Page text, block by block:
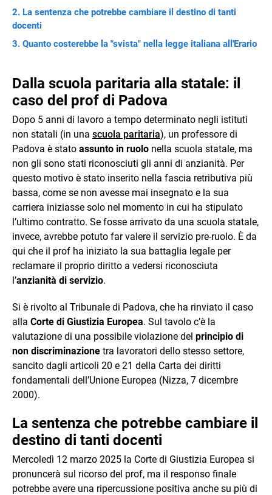
La sentenza che potrebbe cambiare il destino di tanti
docenti
Quanto costerebbe la "svista" nella legge italiana all'Erario
Dalla scuola paritaria alla statale: il
caso del prof di Padova
Dopo 5 anni di lavoro a tempo determinato negli istituti
non statali (in una scuola paritaria), un professore di
Padova è stato assunto in ruolo nella scuola statale, ma
non gli sono stati riconosciuti gli anni di anzianità. Per
questo motivo è stato inserito nella fascia retributiva più
bassa, come se non avesse mai insegnato e la sua
carriera iniziasse solo nel momento in cui ha stipulato
l’ultimo contratto. Se fosse arrivato da una scuola statale,
invece, avrebbe potuto far valere il servizio pre-ruolo. È da
qui che il prof ha iniziato la sua battaglia legale per
reclamare il proprio diritto a vedersi riconosciuta
l’anzianità di servizio.
Si è rivolto al Tribunale di Padova, che ha rinviato il caso
alla Corte di Giustizia Europea. Sul tavolo c’è la
valutazione di una possibile violazione del principio di
non discriminazione tra lavoratori dello stesso settore,
sancito dagli articoli 20 e 21 della Carta dei diritti
fondamentali dell’Unione Europea (Nizza, 7 dicembre
2000).
La sentenza che potrebbe cambiare il
destino di tanti docenti
Mercoledì 12 marzo 2025 la Corte di Giustizia Europea si
pronuncerà sul ricorso del prof, ma il responso finale
potrebbe avere una ripercussione positiva anche su più di